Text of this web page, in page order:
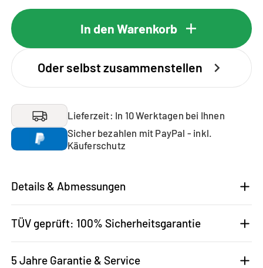
In den Warenkorb
Oder selbst zusammenstellen
Lieferzeit: In 10 Werktagen bei Ihnen
Sicher bezahlen mit PayPal - inkl.
Käuferschutz
Details & Abmessungen
TÜV geprüft: 100% Sicherheitsgarantie
5 Jahre Garantie & Service